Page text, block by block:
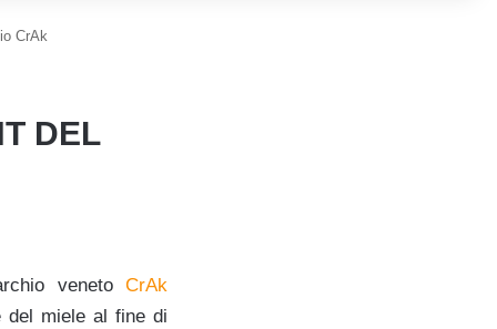
CrAk
DEL
venetoCrAk
del miele al fine di